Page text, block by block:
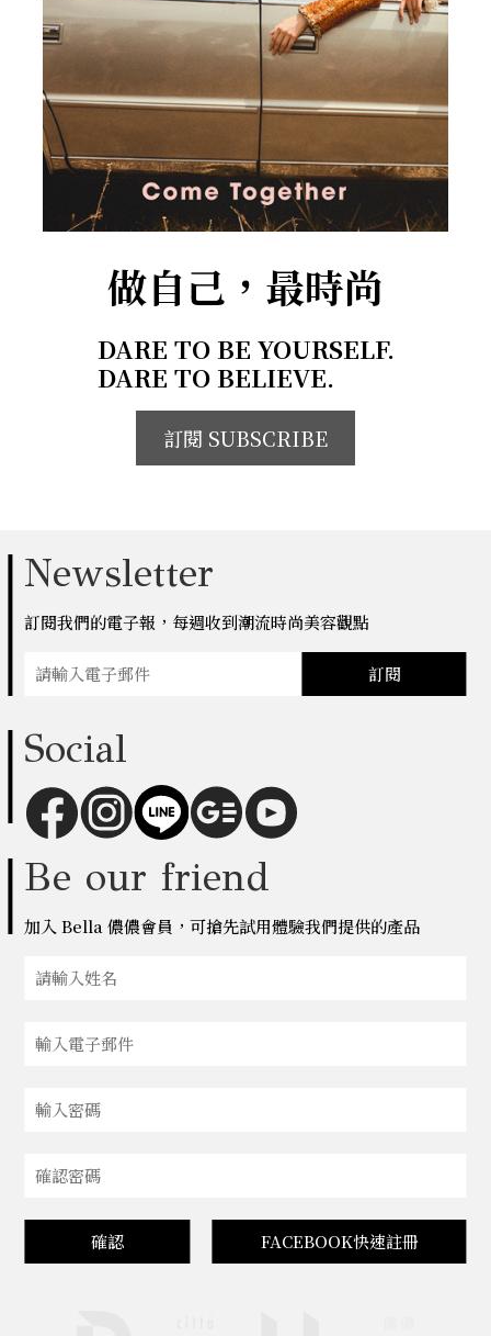
做自己，最時尚
DARE TO BE YOURSELF.
DARE TO BELIEVE.
訂閱 SUBSCRIBE
Newsletter
訂閱我們的電子報，每週收到潮流時尚美容觀點
訂閱
Social
Be our friend
加入 Bella 儂儂會員，可搶先試用體驗我們提供的產品
確認 FACEBOOK快速註冊